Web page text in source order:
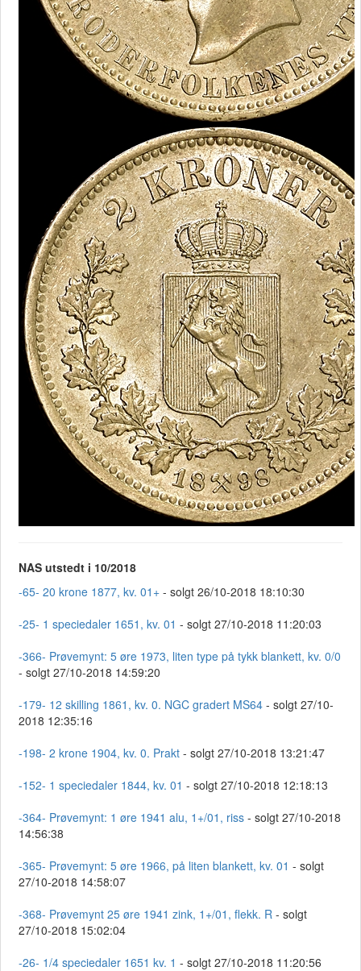
NAS utstedt i 10/2018
-65- 20 krone 1877, kv. 01+ - solgt 26/10-2018 18:10:30
-25- 1 speciedaler 1651, kv. 01 - solgt 27/10-2018 11:20:03
-366- Prøvemynt: 5 øre 1973, liten type på tykk blankett, kv. 0/0
- solgt 27/10-2018 14:59:20
-179- 12 skilling 1861, kv. 0. NGC gradert MS64 - solgt 27/10-
2018 12:35:16
-198- 2 krone 1904, kv. 0. Prakt - solgt 27/10-2018 13:21:47
-152- 1 speciedaler 1844, kv. 01 - solgt 27/10-2018 12:18:13
-364- Prøvemynt: 1 øre 1941 alu, 1+/01, riss - solgt 27/10-2018
14:56:38
-365- Prøvemynt: 5 øre 1966, på liten blankett, kv. 01 - solgt
27/10-2018 14:58:07
-368- Prøvemynt 25 øre 1941 zink, 1+/01, flekk. R - solgt
27/10-2018 15:02:04
-26- 1/4 speciedaler 1651 kv. 1 - solgt 27/10-2018 11:20:56